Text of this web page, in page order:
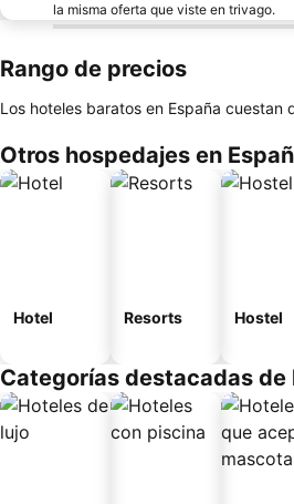
la misma oferta que viste en trivago.
Rango de precios
Los hoteles baratos en España cuestan
Otros hospedajes en
Hotel Resorts Hostel
Categorías destacadas de